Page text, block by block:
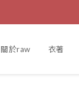
關於raw 衣著